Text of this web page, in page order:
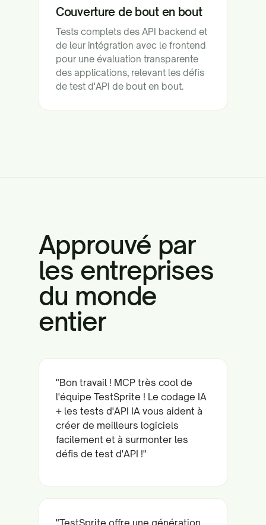
Couverture de bout en bout
Tests complets des API backend et
de leur intégration avec le frontend
pour une évaluation transparente
des applications, relevant les défis
de test d'API de bout en bout.
Approuvé par
les entreprises
du monde
entier
"Bon travail ! MCP très cool de
l'équipe TestSprite ! Le codage IA
+ les tests d'API IA vous aident à
créer de meilleurs logiciels
facilement et à surmonter les
défis de test d'API !"
"TestSprite offre une génération